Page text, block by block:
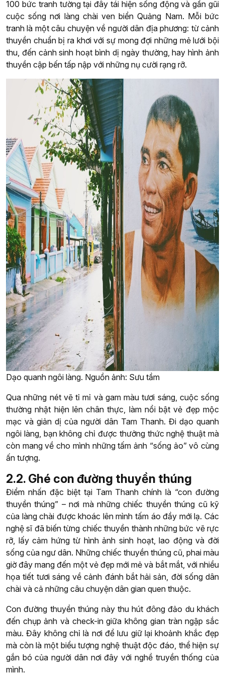
100 bức tranh tường tại đây tái hiện sống động và gần gũi
cuộc sống nơi làng chài ven biển Quảng Nam. Mỗi bức
tranh là một câu chuyện về người dân địa phương: từ cảnh
thuyền chuẩn bị ra khơi với sự mong đợi những mẻ lưới bội
thu, đến cảnh sinh hoạt bình dị ngày thường, hay hình ảnh
thuyền cập bến tấp nập với những nụ cười rạng rỡ.
Dạo quanh ngôi làng. Nguồn ảnh: Sưu tầm
Qua những nét vẽ tỉ mỉ và gam màu tươi sáng, cuộc sống
thường nhật hiện lên chân thực, làm nổi bật vẻ đẹp mộc
mạc và giản dị của người dân Tam Thanh. Đi dạo quanh
ngôi làng, bạn không chỉ được thưởng thức nghệ thuật mà
còn mang về cho mình những tấm ảnh “sống ảo” vô cùng
ấn tượng.
2.2. Ghé con đường thuyền thúng
Điểm nhấn đặc biệt tại Tam Thanh chính là “con đường
thuyền thúng” – nơi mà những chiếc thuyền thúng cũ kỹ
của làng chài được khoác lên mình tấm áo đầy mới lạ. Các
nghệ sĩ đã biến từng chiếc thuyền thành những bức vẽ rực
rỡ, lấy cảm hứng từ hình ảnh sinh hoạt, lao động và đời
sống của ngư dân. Những chiếc thuyền thúng cũ, phai màu
giờ đây mang đến một vẻ đẹp mới mẻ và bắt mắt, với nhiều
họa tiết tươi sáng về cảnh đánh bắt hải sản, đời sống dân
chài và cả những câu chuyện dân gian quen thuộc.
Con đường thuyền thúng này thu hút đông đảo du khách
đến chụp ảnh và check-in giữa không gian tràn ngập sắc
màu. Đây không chỉ là nơi để lưu giữ lại khoảnh khắc đẹp
mà còn là một biểu tượng nghệ thuật độc đáo, thể hiện sự
gắn bó của người dân nơi đây với nghề truyền thống của
mình.